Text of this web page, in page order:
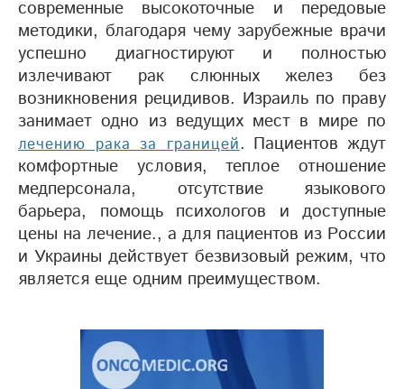
современные высокоточные и передовые
методики, благодаря чему зарубежные врачи
успешно диагностируют и полностью
излечивают рак слюнных желез без
возникновения рецидивов. Израиль по праву
занимает одно из ведущих мест в мире по
лечению рака за границей. Пациентов ждут
комфортные условия, теплое отношение
медперсонала, отсутствие языкового
барьера, помощь психологов и доступные
цены на лечение., а для пациентов из России
и Украины действует безвизовый режим, что
является еще одним преимуществом.